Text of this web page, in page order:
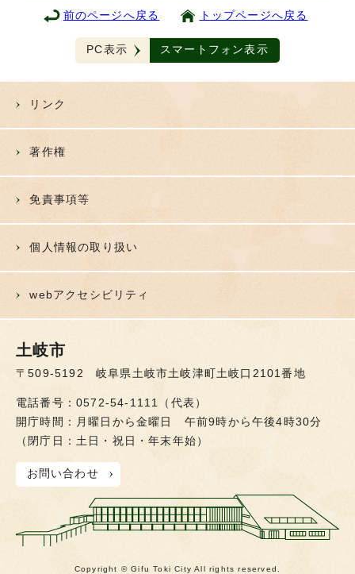
前のページへ戻る トップページへ戻る
PC表示 スマートフォン表示
リンク
著作権
免責事項等
個人情報の取り扱い
webアクセシビリティ
土岐市
〒509-5192 岐阜県土岐市土岐津町土岐口2101番地
電話番号：0572-54-1111（代表）
開庁時間：月曜日から金曜日 午前9時から午後4時30分
（閉庁日：土日・祝日・年末年始）
お問い合わせ
Copyright © Gifu Toki City All rights reserved.